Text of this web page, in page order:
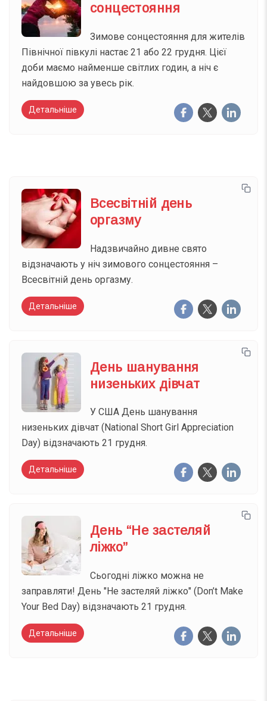
сонцестояння
Зимове сонцестояння для жителів
Північної півкулі настає 21 або 22 грудня. Цієї
доби маємо найменше світлих годин, а ніч є
найдовшою за увесь рік.
Детальніше
Всесвітній день
оргазму
Надзвичайно дивне свято
відзначають у ніч зимового сонцестояння –
Всесвітній день оргазму.
Детальніше
День шанування
низеньких дівчат
У США День шанування
низеньких дівчат (National Short Girl Appreciation
Day) відзначають 21 грудня.
Детальніше
День “Не застеляй
ліжко”
Сьогодні ліжко можна не
заправляти! День "Не застеляй ліжко" (Don’t Make
Your Bed Day) відзначають 21 грудня.
Детальніше